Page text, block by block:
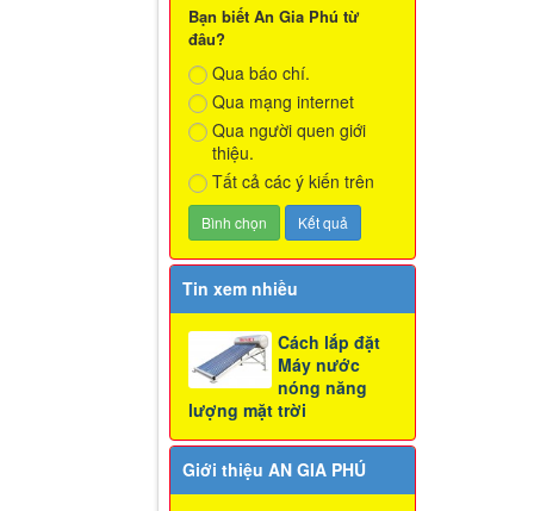
Bạn biết An Gia Phú từ
đâu?
Qua báo chí.
Qua mạng internet
Qua người quen giới
thiệu.
Tất cả các ý kiến trên
Tin xem nhiều
Cách lắp đặt
Máy nước
nóng năng
lượng mặt trời
Giới thiệu AN GIA PHÚ